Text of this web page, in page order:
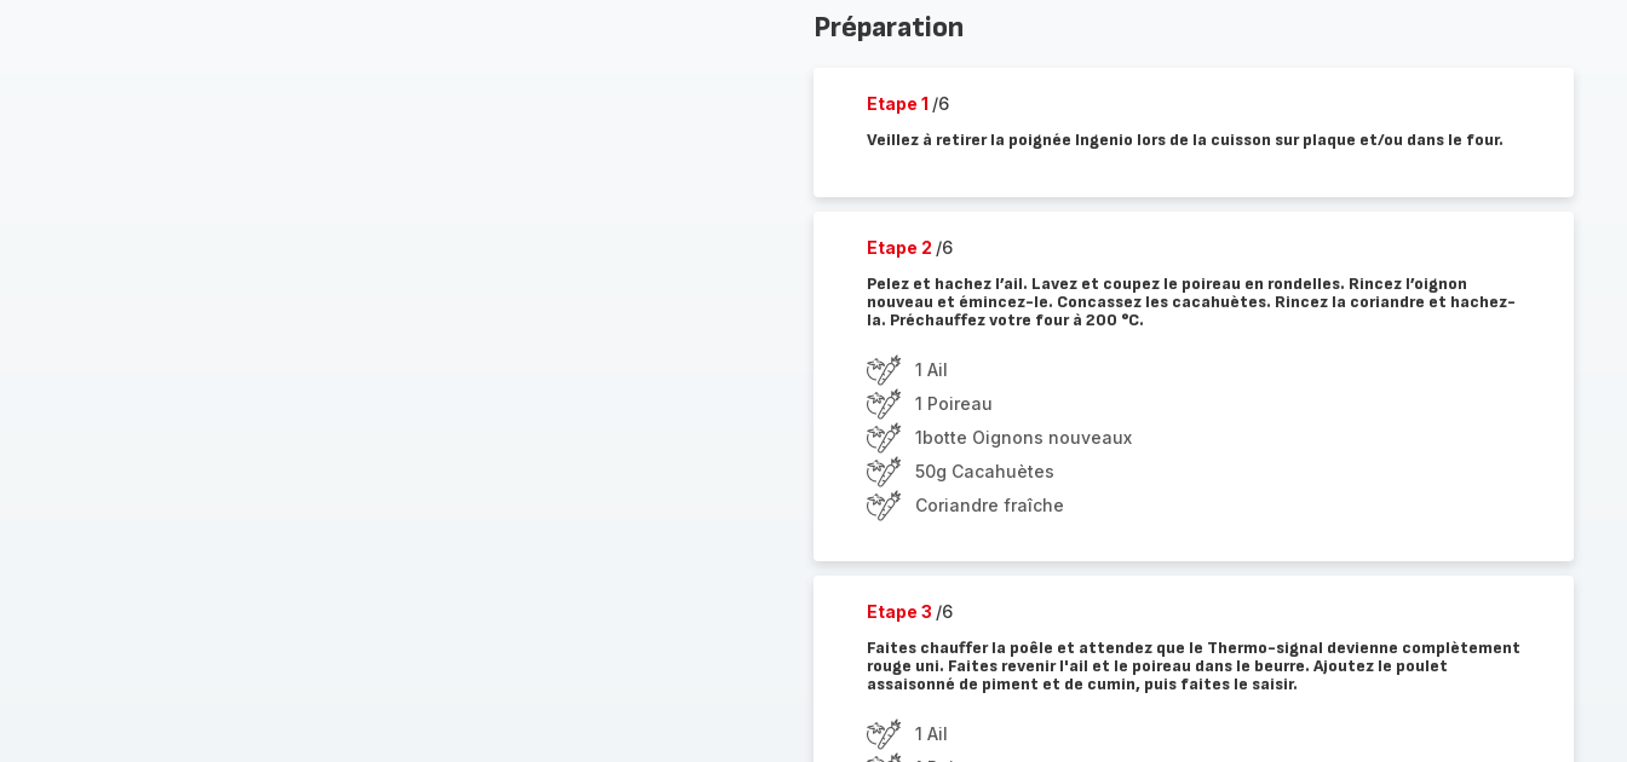
Préparation
Etape 1 /6
Veillez à retirer la poignée Ingenio lors de la cuisson sur plaque et/ou dans le four.
Etape 2 /6
Pelez et hachez l’ail. Lavez et coupez le poireau en rondelles. Rincez l’oignon
nouveau et émincez-le. Concassez les cacahuètes. Rincez la coriandre et hachez-
la. Préchauffez votre four à 200 °C.
1 Ail
1 Poireau
1botte Oignons nouveaux
50g Cacahuètes
Coriandre fraîche
Etape 3 /6
Faites chauffer la poêle et attendez que le Thermo-signal devienne complètement
rouge uni. Faites revenir l'ail et le poireau dans le beurre. Ajoutez le poulet
assaisonné de piment et de cumin, puis faites le saisir.
1 Ail